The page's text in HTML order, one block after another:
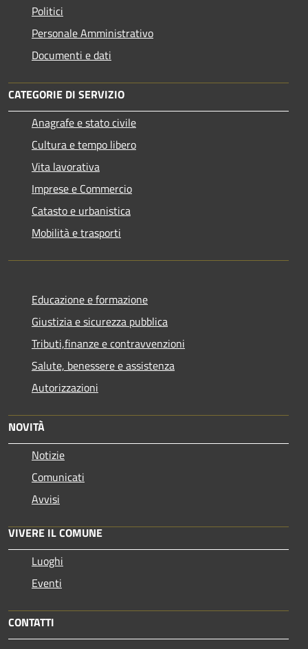
Politici
Personale Amministrativo
Documenti e dati
CATEGORIE DI SERVIZIO
Anagrafe e stato civile
Cultura e tempo libero
Vita lavorativa
Imprese e Commercio
Catasto e urbanistica
Mobilità e trasporti
Educazione e formazione
Giustizia e sicurezza pubblica
Tributi,finanze e contravvenzioni
Salute, benessere e assistenza
Autorizzazioni
NOVITÀ
Notizie
Comunicati
Avvisi
VIVERE IL COMUNE
Luoghi
Eventi
CONTATTI